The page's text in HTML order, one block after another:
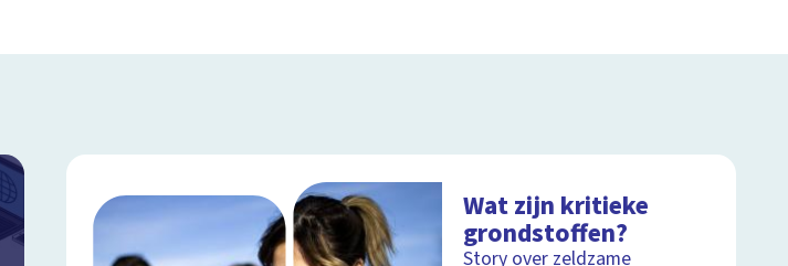
Wat zijn kritieke
grondstoffen?
Story over zeldzame